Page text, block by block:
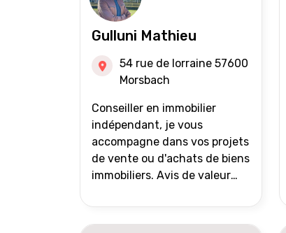
Gulluni Mathieu
54 rue de lorraine 57600
Morsbach
Conseiller en immobilier
indépendant, je vous
accompagne dans vos projets
de vente ou d'achats de biens
immobiliers. Avis de valeur
suivi personnalisés Mise en
avant du bien grâce à des